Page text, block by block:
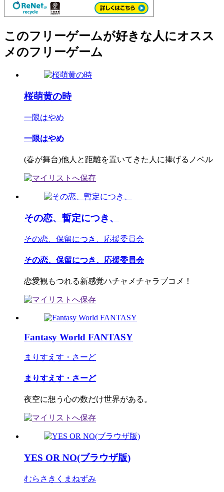
このフリーゲームが好きな人にオスス
メのフリーゲーム
桜萌黄の時
一限はやめ
一限はやめ
(春が舞台)他人と距離を置いてきた人に捧げるノベル
その恋、暫定につき、
その恋、保留につき、応援委員会
その恋、保留につき、応援委員会
恋愛観もつれる新感覚ハチャメチャラブコメ！
Fantasy World FANTASY
まりすえす・さーど
まりすえす・さーど
夜空に想う心の数だけ世界がある。
YES OR NO(ブラウザ版)
むらさきくまねずみ